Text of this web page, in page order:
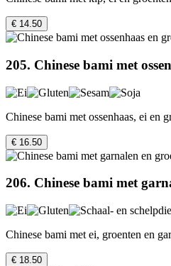
€ 14.50
205. Chinese bami met
Chinese bami met ossenhaas, ei en
€ 16.50
206. Chinese bami met
Chinese bami met ei, groenten en
€ 18.50